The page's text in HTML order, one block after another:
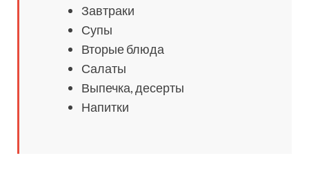
Завтраки
Супы
Вторые блюда
Салаты
Выпечка, десерты
Напитки